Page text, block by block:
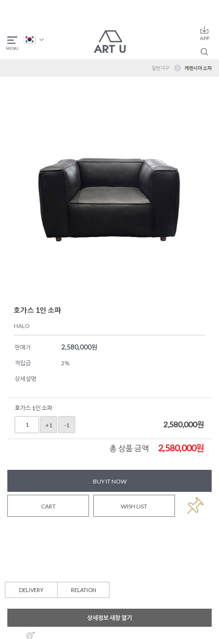
일반가구 케렌시아 소파
호가스 1인 소파
HALO
판매가 2,580,000원
적립금 2%
상세설명
호가스 1인 소파
+1 -1 2,580,000원
총 상품 금액 2,580,000원
BUY IT NOW
CART WISH LIST
DELIVERY RELATION
상세정보 새창 열기